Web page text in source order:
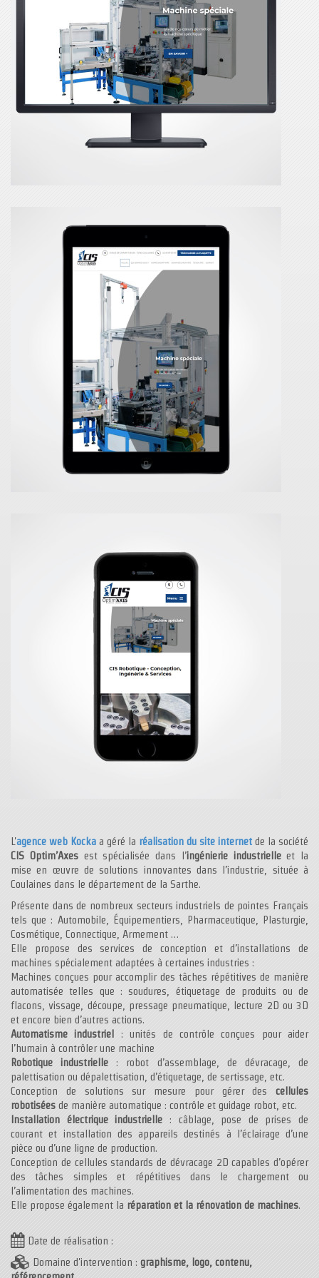
L'agence web Kocka a géré la réalisation du site internet de la société
CIS Optim’Axesest spécialisée dans l’ingénierie industrielleet la
mise en œuvre de solutions innovantes dans l’industrie, située à
Coulaines dans le département de la Sarthe.
Présente dans de nombreux secteurs industriels de pointes Français
tels que : Automobile, Équipementiers, Pharmaceutique, Plasturgie,
Cosmétique, Connectique, Armement …
Elle propose des services de conception et d’installations de
machines spécialement adaptées à certaines industries :
Machines conçues pour accomplir des tâches répétitives de manière
automatisée telles que : soudures, étiquetage de produits ou de
flacons, vissage, découpe, pressage pneumatique, lecture 2D ou 3D
et encore bien d’autres actions.
Automatisme industriel : unités de contrôle conçues pour aider
l’humain à contrôler une machine
Robotique industrielle : robot d’assemblage, de dévracage, de
palettisation ou dépalettisation, d’étiquetage, de sertissage, etc.
Conception de solutions sur mesure pour gérer des cellules
robotisées de manière automatique : contrôle et guidage robot, etc.
Installation électrique industrielle : câblage, pose de prises de
courant et installation des appareils destinés à l’éclairage d’une
pièce ou d’une ligne de production.
Conception de cellules standards de dévracage 2D capables d’opérer
des tâches simples et répétitives dans le chargement ou
l’alimentation des machines.
Elle propose également la réparation et la rénovation de machines.
Date de réalisation :
Domaine d'intervention : graphisme, logo, contenu,